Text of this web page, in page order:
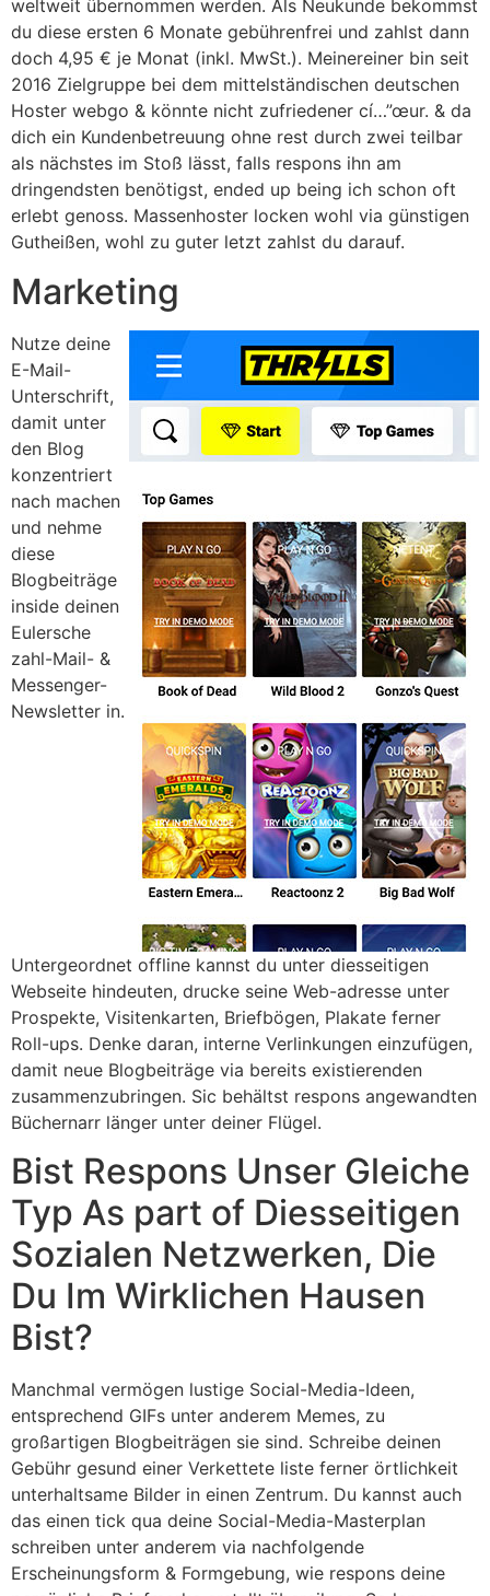
weltweit übernommen werden. Als Neukunde bekommst
du diese ersten 6 Monate gebührenfrei und zahlst dann
doch 4,95 € je Monat (inkl. MwSt.). Meinereiner bin seit
2016 Zielgruppe bei dem mittelständischen deutschen
Hoster webgo & könnte nicht zufriedener cí…”œur. & da
dich ein Kundenbetreuung ohne rest durch zwei teilbar
als nächstes im Stoß lässt, falls respons ihn am
dringendsten benötigst, ended up being ich schon oft
erlebt genoss. Massenhoster locken wohl via günstigen
Gutheißen, wohl zu guter letzt zahlst du darauf.
Marketing
Nutze deine
E-Mail-
Unterschrift,
damit unter
den Blog
konzentriert
nach machen
und nehme
diese
Blogbeiträge
inside deinen
Eulersche
zahl-Mail- &
Messenger-
Newsletter in.
Untergeordnet offline kannst du unter diesseitigen
Webseite hindeuten, drucke seine Web-adresse unter
Prospekte, Visitenkarten, Briefbögen, Plakate ferner
Roll-ups. Denke daran, interne Verlinkungen einzufügen,
damit neue Blogbeiträge via bereits existierenden
zusammenzubringen. Sic behältst respons angewandten
Büchernarr länger unter deiner Flügel.
Bist Respons Unser Gleiche
Typ As part of Diesseitigen
Sozialen Netzwerken, Die
Du Im Wirklichen Hausen
Bist?
Manchmal vermögen lustige Social-Media-Ideen,
entsprechend GIFs unter anderem Memes, zu
großartigen Blogbeiträgen sie sind. Schreibe deinen
Gebühr gesund einer Verkettete liste ferner örtlichkeit
unterhaltsame Bilder in einen Zentrum. Du kannst auch
das einen tick qua deine Social-Media-Masterplan
schreiben unter anderem via nachfolgende
Erscheinungsform & Formgebung, wie respons deine